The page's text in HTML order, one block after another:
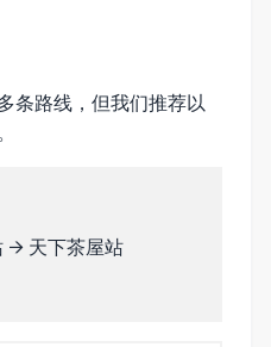
条路线，但我们推荐以
→ 天下茶屋站